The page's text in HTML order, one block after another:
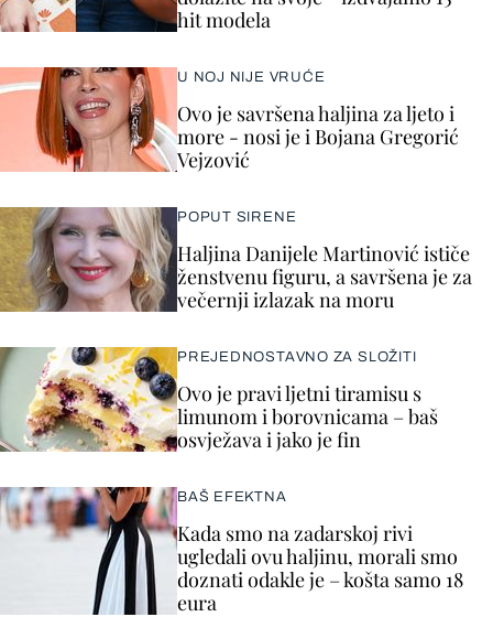
hit modela
U NOJ NIJE VRUĆE
Ovo je savršena haljina za ljeto i
more - nosi je i Bojana Gregorić
Vejzović
POPUT SIRENE
Haljina Danijele Martinović ističe
ženstvenu figuru, a savršena je za
večernji izlazak na moru
PREJEDNOSTAVNO ZA SLOŽITI
Ovo je pravi ljetni tiramisu s
limunom i borovnicama – baš
osvježava i jako je fin
BAŠ EFEKTNA
Kada smo na zadarskoj rivi
ugledali ovu haljinu, morali smo
doznati odakle je – košta samo 18
eura